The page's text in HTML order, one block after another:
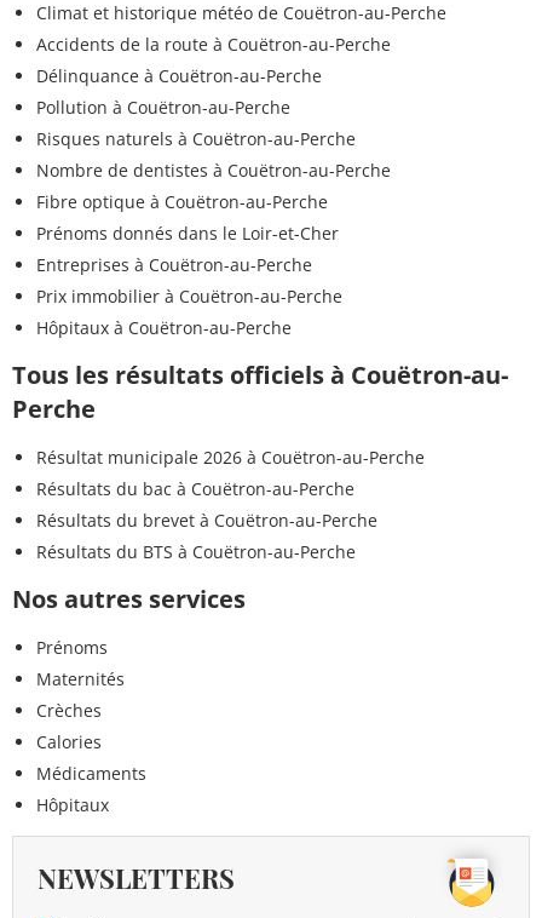
Climat et historique météo de Couëtron-au-Perche
Accidents de la route à Couëtron-au-Perche
Délinquance à Couëtron-au-Perche
Pollution à Couëtron-au-Perche
Risques naturels à Couëtron-au-Perche
Nombre de dentistes à Couëtron-au-Perche
Fibre optique à Couëtron-au-Perche
Prénoms donnés dans le Loir-et-Cher
Entreprises à Couëtron-au-Perche
Prix immobilier à Couëtron-au-Perche
Hôpitaux à Couëtron-au-Perche
Tous les résultats officiels à Couëtron-au-
Perche
Résultat municipale 2026 à Couëtron-au-Perche
Résultats du bac à Couëtron-au-Perche
Résultats du brevet à Couëtron-au-Perche
Résultats du BTS à Couëtron-au-Perche
Nos autres services
Prénoms
Maternités
Crèches
Calories
Médicaments
Hôpitaux
NEWSLETTERS